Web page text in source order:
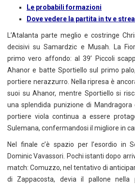
Le probabili formazioni
Dove vedere la partita in tv e
L’Atalanta parte meglio e costringe
decisivi su Samardzic e Musah. La
primo vero affondo: al 39’ Piccoli
Ahanor e batte Sportiello sul primo
portiere nerazzurro. Nella ripresa è
suoi su Ahanor, mentre Sportiello si
una splendida punizione di Mandragora
portiere viola continua a essere
Sulemana, confermandosi il migliore in
Nel finale c’è spazio per l’esordio in
Dominic Vavassori. Pochi istanti dopo
match: Comuzzo, nel tentativo di
di Zappacosta, devia il pallone nella